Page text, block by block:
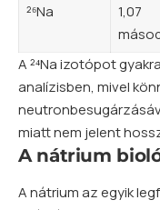
²⁶Na
1,07
A ²⁴Na izotópot
analízisben, mivel
miatt nem jelent
A nátrium
A nátrium az egyik